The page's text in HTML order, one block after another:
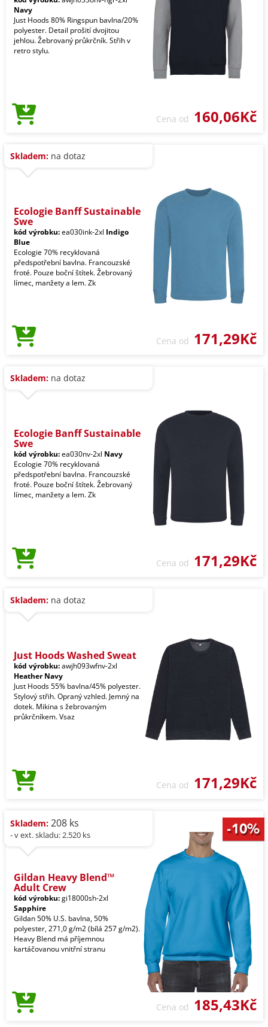
Navy
Just Hoods 80% Ringspun bavlna/20%
polyester. Detail prošití dvojitou
jehlou. Žebrovaný průkrčník. Střih v
retro stylu.
Cena od 160,06Kč
Skladem: na dotaz
Ecologie Banff Sustainable
Swe
kód výrobku:ea030ink-2xl Indigo
Blue
Ecologie 70% recyklovaná
předspotřební bavlna. Francouzské
froté. Pouze boční štítek. Žebrovaný
límec, manžety a lem. Zk
Cena od 171,29Kč
Skladem: na dotaz
Ecologie Banff Sustainable
Swe
kód výrobku:ea030nv-2xl Navy
Ecologie 70% recyklovaná
předspotřební bavlna. Francouzské
froté. Pouze boční štítek. Žebrovaný
límec, manžety a lem. Zk
Cena od 171,29Kč
Skladem: na dotaz
Just Hoods Washed Sweat
kód výrobku:awjh093wfnv-2xl
Heather Navy
Just Hoods 55% bavlna/45% polyester.
Stylový střih. Opraný vzhled. Jemný na
dotek. Mikina s žebrovaným
průkrčníkem. Vsaz
Cena od 171,29Kč
Skladem: 208 ks
- v ext. skladu: 2.520 ks
Gildan Heavy Blend™
Adult Crew
kód výrobku:gi18000sh-2xl
Sapphire
Gildan 50% U.S. bavlna, 50%
polyester, 271,0 g/m2 (bílá 257 g/m2).
Heavy Blend má příjemnou
kartáčovanou vnitřní stranu
Cena od 185,43Kč